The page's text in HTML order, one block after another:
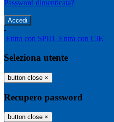
Password dimenticata?
-
Entra con SPID Entra con CIE
Seleziona utente
button close ×
Recupero password
button close ×